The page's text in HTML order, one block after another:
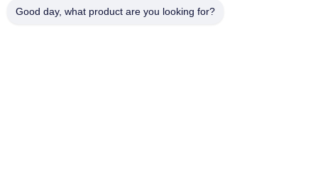
Good day, what product are you looking for?